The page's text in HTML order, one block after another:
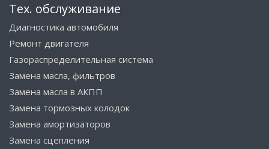
Тех. обслуживание
Диагностика автомобиля
Ремонт двигателя
Газораспределительная система
Замена масла, фильтров
Замена масла в АКПП
Замена тормозных колодок
Замена амортизаторов
Замена сцепления